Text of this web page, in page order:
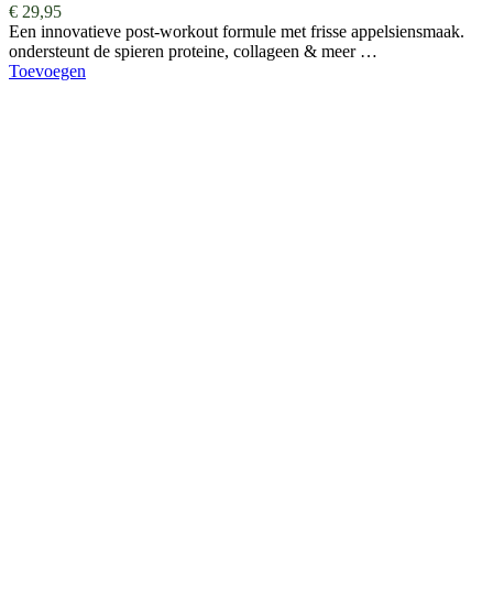
€ 29,95
Een innovatieve post-workout formule met frisse appelsiensmaak.
ondersteunt de spieren proteine, collageen & meer …
Toevoegen